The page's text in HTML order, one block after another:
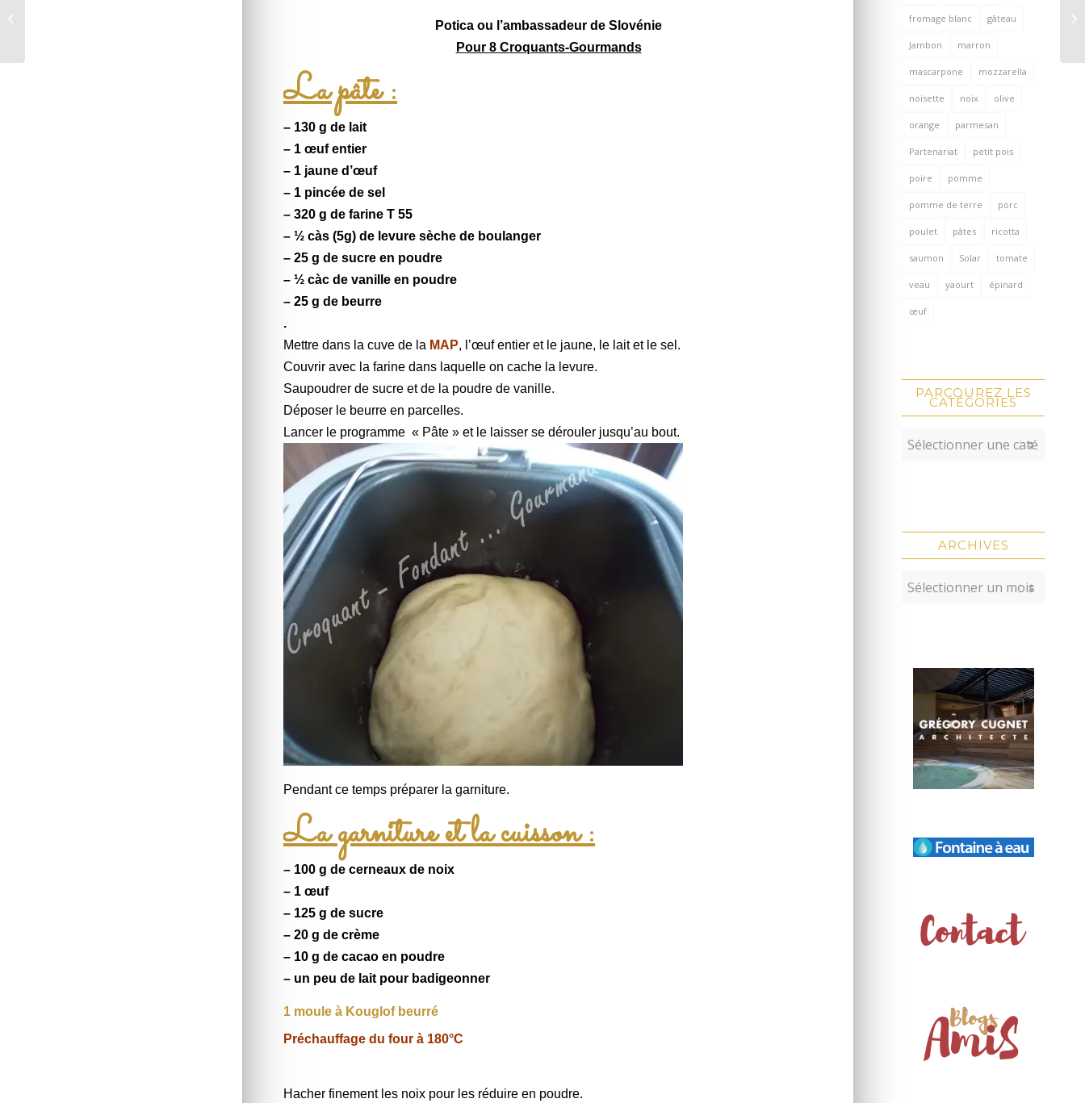
Potica ou l’ambassadeur de Slovénie
Pour 8 Croquants-Gourmands
La pâte :
– 130 g de lait
– 1 œuf entier
– 1 jaune d’œuf
– 1 pincée de sel
– 320 g de farine T 55
– ½ càs (5g) de levure sèche de boulanger
– 25 g de sucre en poudre
– ½ càc de vanille en poudre
– 25 g de beurre
.
Mettre dans la cuve de la MAP, l’œuf entier et le jaune, le lait et le sel.
Couvrir avec la farine dans laquelle on cache la levure.
Saupoudrer de sucre et de la poudre de vanille.
Déposer le beurre en parcelles.
Lancer le programme « Pâte » et le laisser se dérouler jusqu’au bout.
Pendant ce temps préparer la garniture.
La garniture et la cuisson :
– 100 g de cerneaux de noix
– 1 œuf
– 125 g de sucre
– 20 g de crème
– 10 g de cacao en poudre
– un peu de lait pour badigeonner
1 moule à Kouglof beurré
Préchauffage du four à 180°C
Hacher finementles noix pour les réduire en poudre.
fromage blanc gâteau
Jambon marron
mascarpone mozzarella
noisette noix olive
orange parmesan
Partenariat petit pois
poire pomme
pomme de terre porc
poulet pâtes ricotta
saumon Solar tomate
veau yaourt épinard
œuf
PARCOUREZ LES
CATÉGORIES
ARCHIVES